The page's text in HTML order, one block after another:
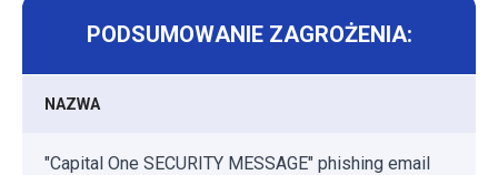
PODSUMOWANIE ZAGROŻENIA:
NAZWA
"Capital One SECURITY MESSAGE" phishing email